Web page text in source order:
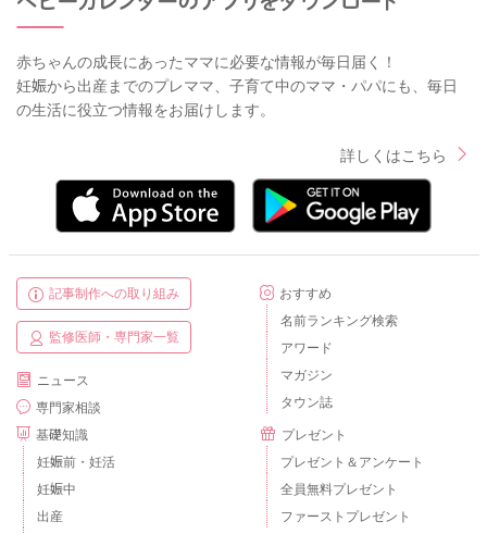
赤ちゃんの成長にあったママに必要な情報が毎日届く！
妊娠から出産までのプレママ、子育て中のママ・パパにも、毎日
の生活に役立つ情報をお届けします。
詳しくはこちら
記事制作への取り組み
監修医師・専門家一覧
ニュース
専門家相談
基礎知識
妊娠前・妊活
妊娠中
出産
おすすめ
名前ランキング検索
アワード
マガジン
タウン誌
プレゼント
プレゼント＆アンケート
全員無料プレゼント
ファーストプレゼント